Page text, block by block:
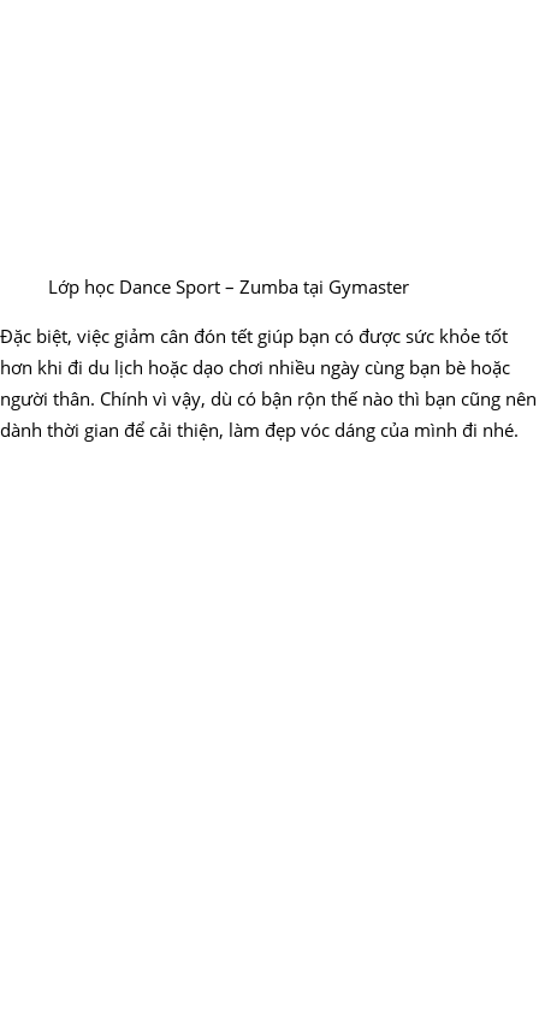
Lớp học Dance Sport – Zumba tại Gymaster
Đặc biệt, việc giảm cân đón tết giúp bạn có được sức khỏe tốt
hơn khi đi du lịch hoặc dạo chơi nhiều ngày cùng bạn bè hoặc
người thân. Chính vì vậy, dù có bận rộn thế nào thì bạn cũng nên
dành thời gian để cải thiện, làm đẹp vóc dáng của mình đi nhé.